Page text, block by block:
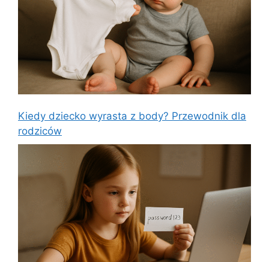
Kiedy dziecko wyrasta z body? Przewodnik dla
rodziców